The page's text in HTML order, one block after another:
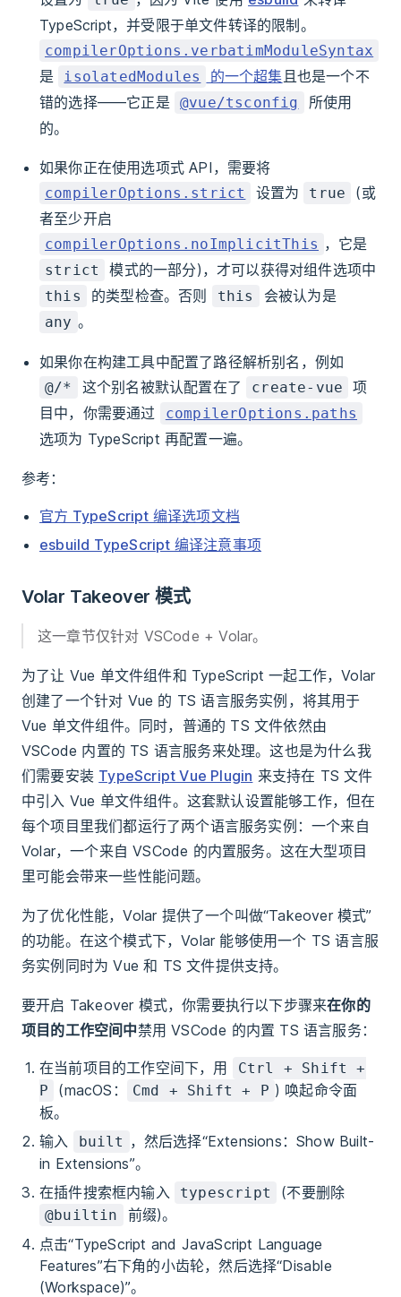
TypeScript，并受限于单文件转译的限制。
compilerOptions.verbatimModuleSyntax
是 isolatedModules 的一个超集且也是一个不
错的选择——它正是
@vue/tsconfig
所使用
的。
如果你正在使用选项式 API，需要将
compilerOptions.strict 设置为 true
(或
者至少开启
compilerOptions.noImplicitThis ，它是
strict 模式的一部分)，才可以获得对组件选项中
this 的类型检查。否则 this 会被认为是
any 。
如果你在构建工具中配置了路径解析别名，例如
@/* 这个别名被默认配置在了 create-vue
项
目中，你需要通过
compilerOptions.paths
选项为 TypeScript 再配置一遍。
参考：
官方 TypeScript 编译选项文档
esbuild TypeScript 编译注意事项
Volar Takeover 模式
这一章节仅针对 VSCode + Volar。
为了让 Vue 单文件组件和 TypeScript 一起工作，Volar
创建了一个针对 Vue 的 TS 语言服务实例，将其用于
Vue 单文件组件。同时，普通的 TS 文件依然由
VSCode 内置的 TS 语言服务来处理。这也是为什么我
们需要安装 TypeScript Vue Plugin 来支持在 TS 文件
中引入 Vue 单文件组件。这套默认设置能够工作，但在
每个项目里我们都运行了两个语言服务实例：一个来自
Volar，一个来自 VSCode 的内置服务。这在大型项目
里可能会带来一些性能问题。
为了优化性能，Volar 提供了一个叫做“Takeover 模式”
的功能。在这个模式下，Volar 能够使用一个 TS 语言服
务实例同时为 Vue 和 TS 文件提供支持。
要开启 Takeover 模式，你需要执行以下步骤来在你的
项目的工作空间中禁用 VSCode 的内置 TS 语言服务：
在当前项目的工作空间下，用
Ctrl + Shift +
P
(macOS： Cmd + Shift + P ) 唤起命令面
板。
输入
built ，然后选择“Extensions：Show Built-
in Extensions”。
在插件搜索框内输入
typescript (不要删除
@builtin
前缀)。
点击“TypeScript and JavaScript Language
Features”右下角的小齿轮，然后选择“Disable
(Workspace)”。